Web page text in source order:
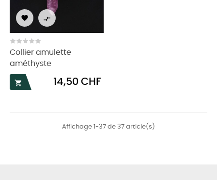
 
Collier amulette
améthyste

Prix
14,50 CHF
Affichage 1-37 de 37 article(s)